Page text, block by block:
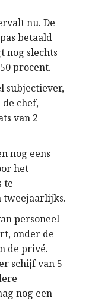
nu. De
betaald
nog slechts
procent.
subjectiever,
chef,
van 2
nog eens
het
te
tweejaarlijks.
personeel
onder de
de privé.
schijf van 5
nog een